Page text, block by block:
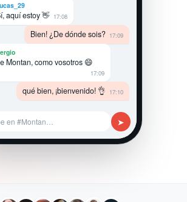
aquí estoy 👋 17:08
Bien! ¿De dónde sois? 17:09
Montan, como vosotros 😄
17:09
qué bien, ¡bienvenido! 👌 17:10
en #Montan… ➤